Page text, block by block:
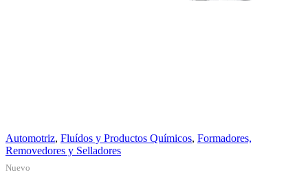
Automotriz, Fluídos y Productos Químicos, Formadores,
Removedores y Selladores
Nuevo